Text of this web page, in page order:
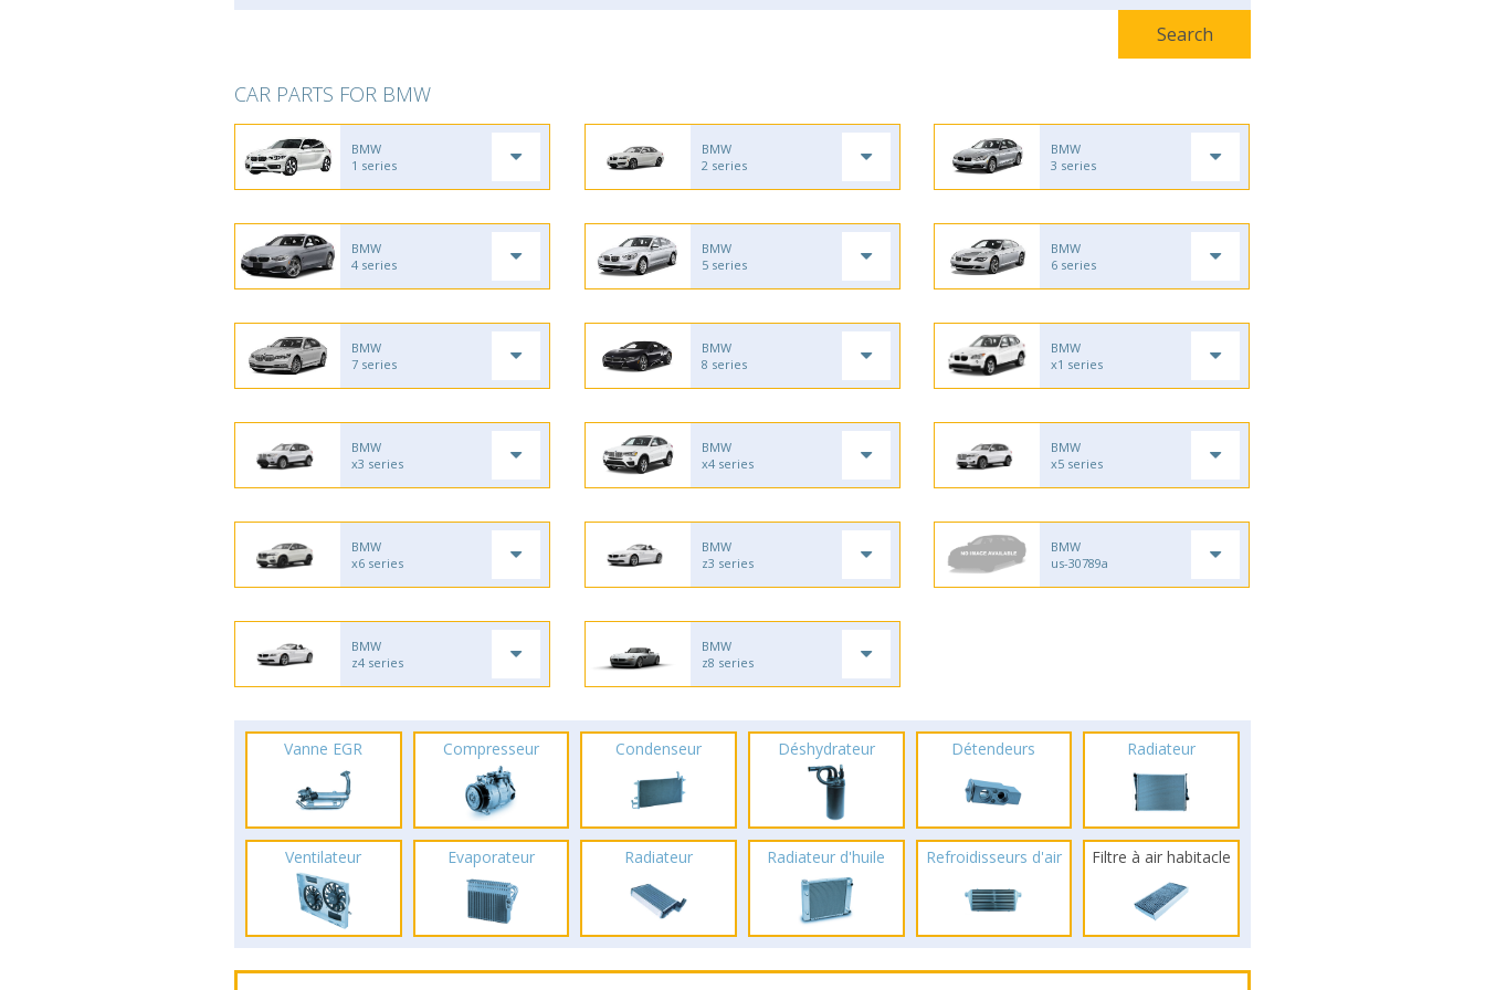
CAR PARTS FOR BMW
BMW
1 series
BMW
2 series
BMW
3 series
BMW
4 series
BMW
5 series
BMW
6 series
BMW
7 series
BMW
8 series
BMW
x1 series
BMW
x3 series
BMW
x4 series
BMW
x5 series
BMW
x6 series
BMW
z3 series
BMW
us-30789a
BMW
z4 series
BMW
z8 series
Vanne EGR Compresseur Condenseur Déshydrateur Détendeurs Radiateur
Ventilateur Evaporateur Radiateur Radiateur d'huile Refroidisseurs d'air Filtre à air habitacle